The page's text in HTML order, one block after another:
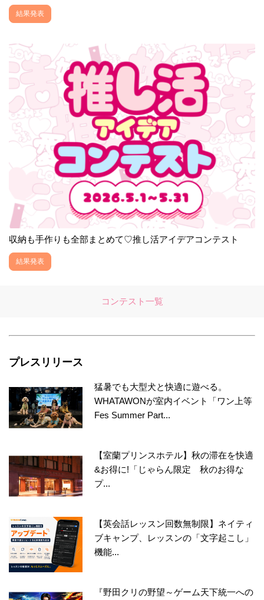
結果発表
収納も手作りも全部まとめて♡推し活アイデアコンテスト
結果発表
コンテスト一覧
プレスリリース
猛暑でも大型犬と快適に遊べる。
WHATAWONが室内イベント「ワン上等
Fes Summer Part...
【室蘭プリンスホテル】秋の滞在を快適
&お得に!「じゃらん限定 秋のお得な
プ...
【英会話レッスン回数無制限】ネイティ
ブキャンプ、レッスンの「文字起こし」
機能...
『野田クリの野望～ゲーム天下統一への